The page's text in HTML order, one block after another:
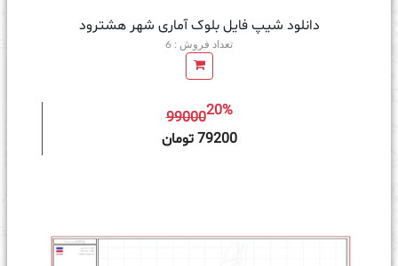
دانلود شیپ فایل بلوک آماری شهر هشترود
تعداد فروش : 6
9900020%
79200 تومان